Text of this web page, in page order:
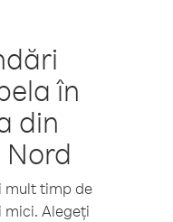
în
din
Nord
mult timp de
Alegeți